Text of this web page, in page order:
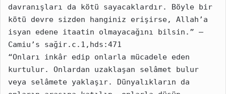
davranışları da kötü sayacaklardır. Böyle bir
kötü devre sizden hanginiz erişirse, Allah’a
isyan ede­ne itaatin olmayacağını bilsin.” –
Camiu’s sağir.c.1,hds:471
“Onları inkâr edip onlarla mücadele eden
kurtulur. Onlardan uzaklaşan selâmet bulur
veya selâmete yaklaşır. Dünyalıkların da